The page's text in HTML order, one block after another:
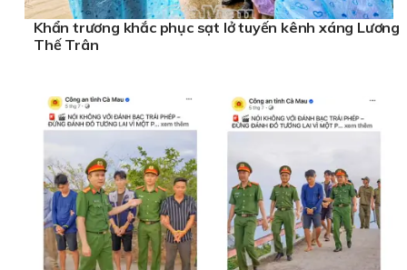
Khẩn trương khắc phục sạt lở tuyến kênh xáng Lương
Thế Trân